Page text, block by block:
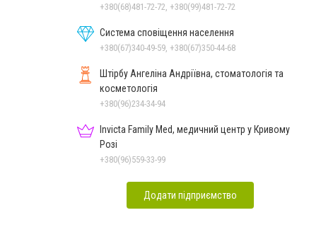
+380(68)481-72-72, +380(99)481-72-72
Система сповіщення населення
+380(67)340-49-59, +380(67)350-44-68
Штірбу Ангеліна Андріївна, стоматологія та
косметологія
+380(96)234-34-94
Invicta Family Med, медичний центр у Кривому
Розі
+380(96)559-33-99
Додати підприємство